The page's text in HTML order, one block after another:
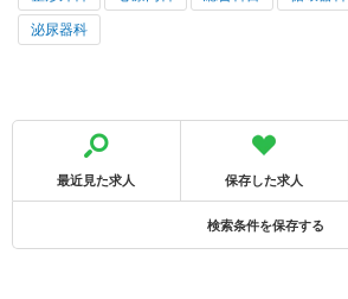
泌尿器科
最近見た求人 保存した求人
検索条件を保存する